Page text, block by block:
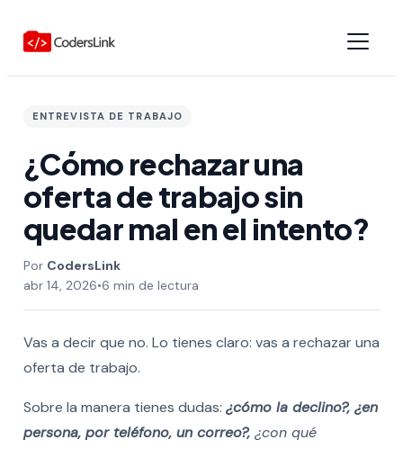
ENTREVISTA DE TRABAJO
¿Cómo rechazar una
oferta de trabajo sin
quedar mal en el intento?
CodersLink
abr 14, 2026•6 min de lectura
Vas a decir que no. Lo tienes claro: vas a rechazar una
oferta de trabajo.
Sobre la manera tienes dudas: ¿cómo la declino?, ¿en
persona, por teléfono, un correo?,¿con qué